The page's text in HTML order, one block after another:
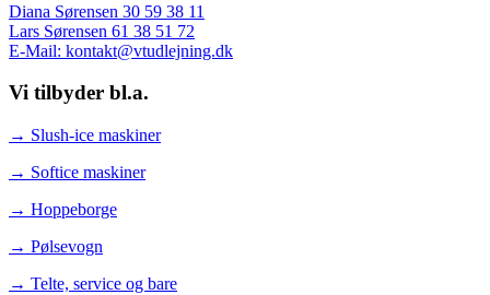
Diana Sørensen 30 59 38 11
Lars Sørensen 61 38 51 72
E-Mail: kontakt@vtudlejning.dk
Vi tilbyder bl.a.
→ Slush-ice maskiner
→ Softice maskiner
→ Hoppeborge
→ Pølsevogn
→ Telte, service og bare